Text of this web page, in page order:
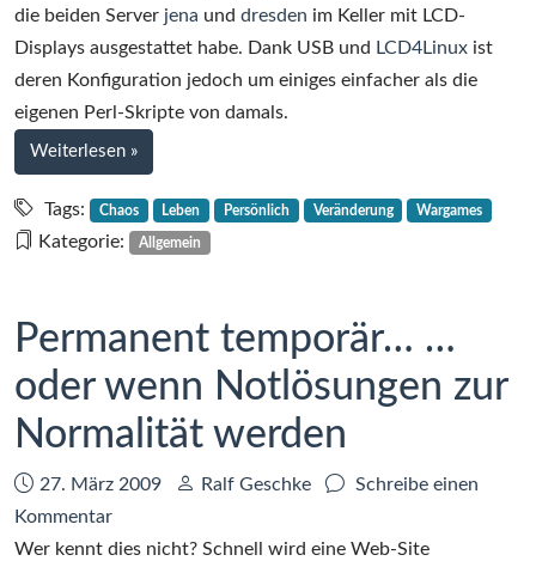
die beiden Server jena und dresden im Keller mit LCD-
Displays ausgestattet habe. Dank USB und LCD4Linux ist
deren Konfiguration jedoch um einiges einfacher als die
eigenen Perl-Skripte von damals.
Weiterlesen bei
Die
Lehre
von
»
Tags: Chaos Leben Persönlich Veränderung Wargames
Kategorie: Allgemein
Permanent temporär… …
oder wenn Notlösungen zur
Normalität werden
Datum:
27. März 2009 Autor:
Ralf Geschke
Schreibe einen
Kommentarzu
Permanent
Wer kennt dies nicht? Schnell wird eine Web-Site